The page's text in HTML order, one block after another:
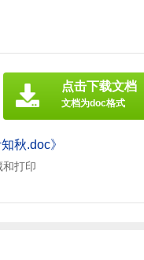
秋.doc》
打印
点击下载文档
文档为doc格式